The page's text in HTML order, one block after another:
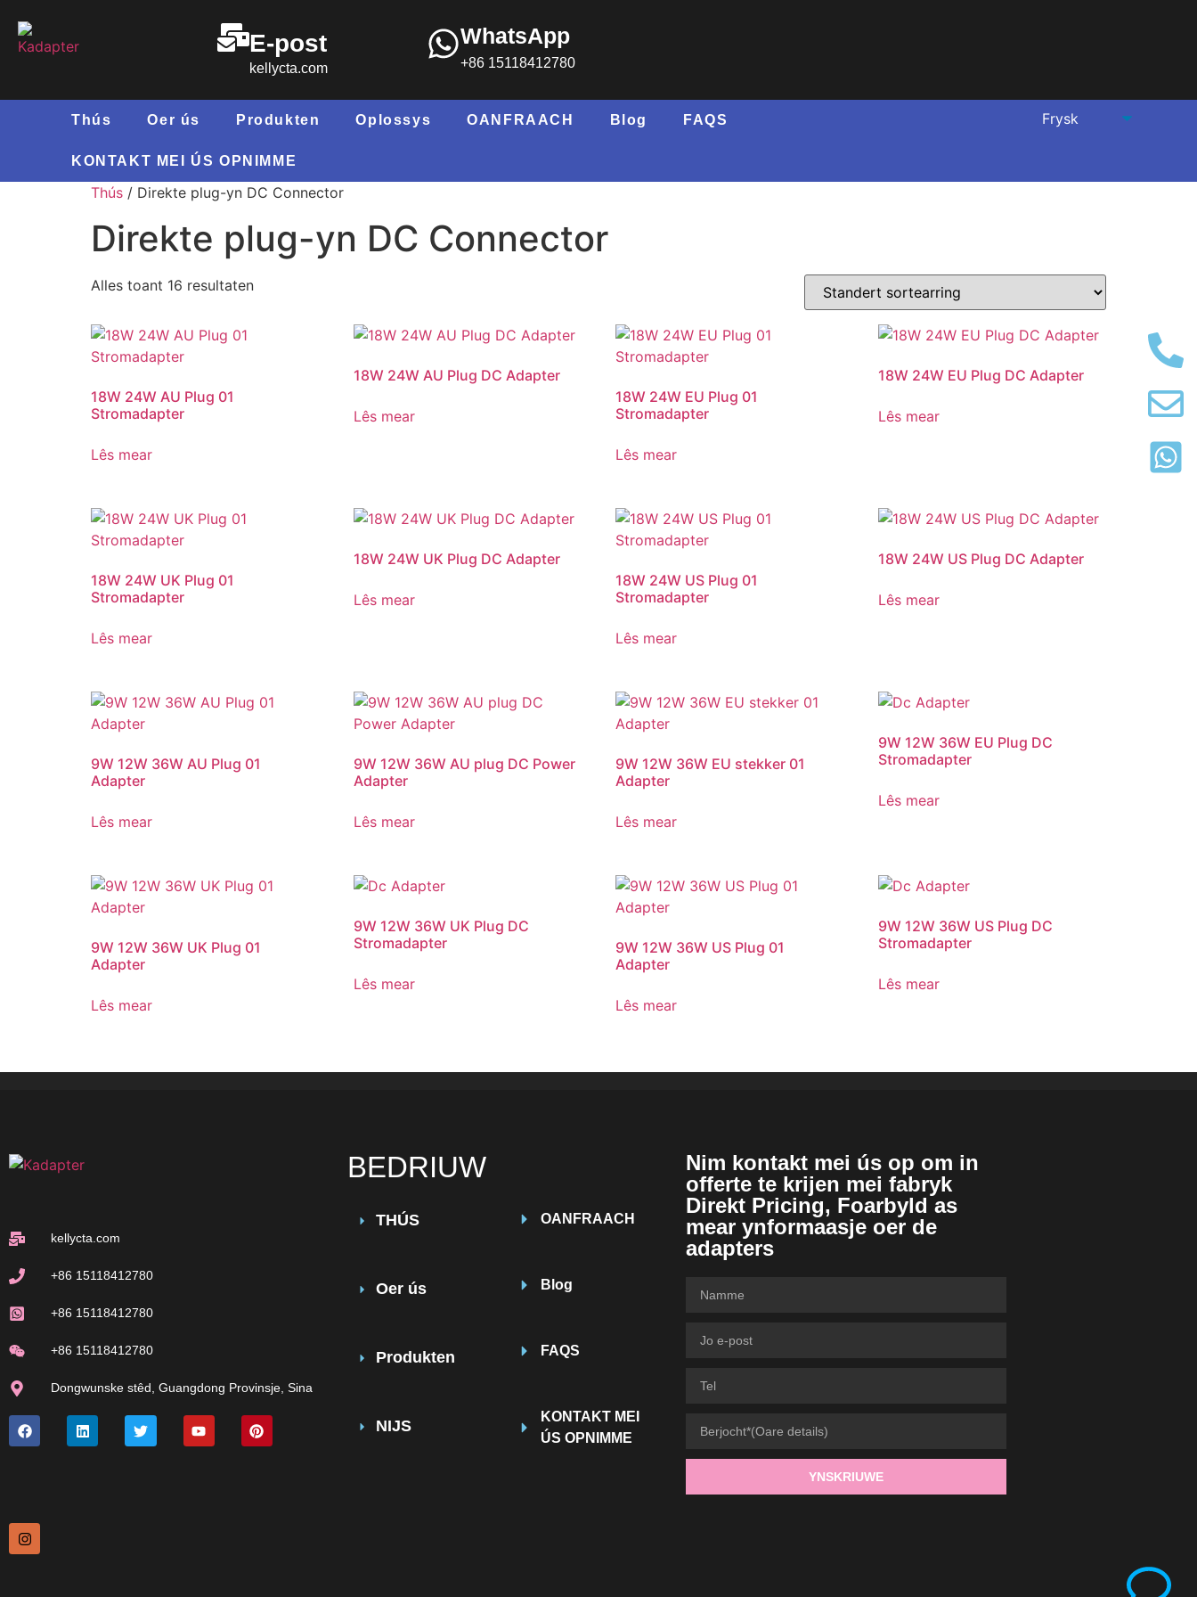
E-post
kellycta.com
WhatsApp
+86 15118412780
Thús Oer ús Produkten Oplossys OANFRAACH Blog FAQS
KONTAKT MEI ÚS OPNIMME
Thús / Direkte plug-yn DC Connector
Direkte plug-yn DC Connector
Alles toant 16 resultaten
18W 24W AU Plug 01
Stromadapter
Lês mear
18W 24W AU Plug DC Adapter
Lês mear
18W 24W EU Plug 01
Stromadapter
Lês mear
18W 24W EU Plug DC Adapter
Lês mear
18W 24W UK Plug 01
Stromadapter
Lês mear
18W 24W UK Plug DC Adapter
Lês mear
18W 24W US Plug 01
Stromadapter
Lês mear
18W 24W US Plug DC Adapter
Lês mear
9W 12W 36W AU Plug 01
Adapter
Lês mear
9W 12W 36W AU plug DC Power
Adapter
Lês mear
9W 12W 36W EU stekker 01
Adapter
Lês mear
9W 12W 36W EU Plug DC
Stromadapter
Lês mear
9W 12W 36W UK Plug 01
Adapter
Lês mear
9W 12W 36W UK Plug DC
Stromadapter
Lês mear
9W 12W 36W US Plug 01
Adapter
Lês mear
9W 12W 36W US Plug DC
Stromadapter
Lês mear
kellycta.com
+86 15118412780
+86 15118412780
+86 15118412780
Dongwunske stêd, Guangdong Provinsje, Sina
BEDRIUW
THÚS
Oer ús
Produkten
NIJS
OANFRAACH
Blog
FAQS
KONTAKT MEI
ÚS OPNIMME
Nim kontakt mei ús op om in
offerte te krijen mei fabryk
Direkt Pricing, Foarbyld as
mear ynformaasje oer de
adapters
YNSKRIUWE